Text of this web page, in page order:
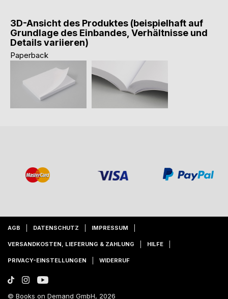
3D-Ansicht des Produktes (beispielhaft auf
Grundlage des Einbandes, Verhältnisse und
Details variieren)
Paperback
AGB DATENSCHUTZ IMPRESSUM
VERSANDKOSTEN, LIEFERUNG & ZAHLUNG HILFE
PRIVACY-EINSTELLUNGEN WIDERRUF
© Books on Demand GmbH, 2026